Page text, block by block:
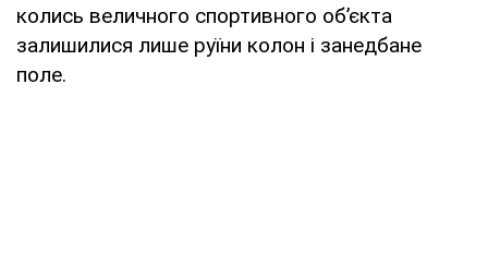
колись величного спортивного об’єкта
залишилися лише руїни колон і занедбане
поле.